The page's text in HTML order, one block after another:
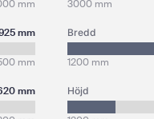
mm
mm
mm
mm
3000 mm
Bredd
1200 mm
Höjd